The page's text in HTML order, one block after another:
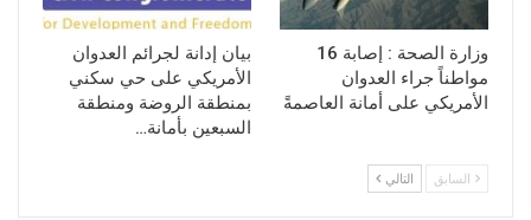
وزارة الصحة : إصابة 16
مواطناً جراء العدوان
الأمريكي على أمانة العاصمةً
بيان إدانة لجرائم العدوان
الأمريكي على حي سكني
بمنطقة الروضة ومنطقة
السبعين بأمانة…
السابق التالي